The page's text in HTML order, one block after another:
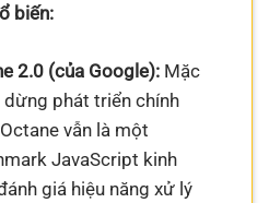
biến:
2.0 (của Google):Mặc
dừng phát triển chính
vẫn là một
JavaScript kinh
giá hiệu năng xử lý